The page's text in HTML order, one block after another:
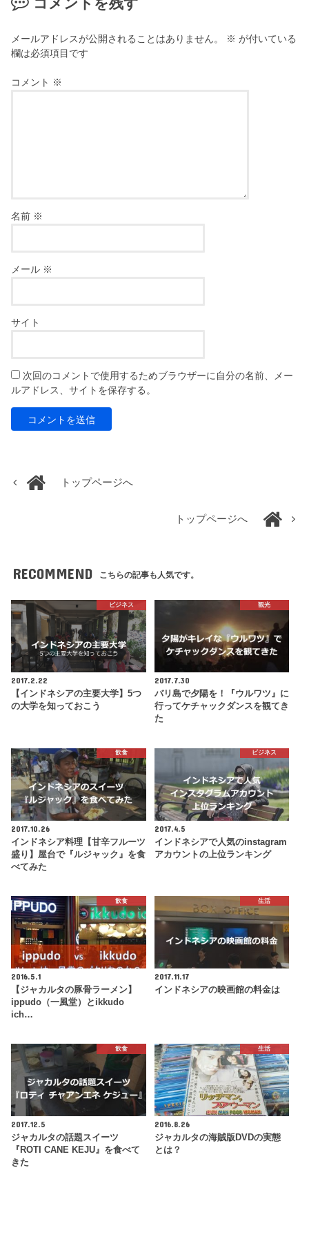
メールアドレスが公開されることはありません。 ※ が付いている
欄は必須項目です
コメント ※
名前 ※
メール ※
サイト
次回のコメントで使用するためブラウザーに自分の名前、メー
ルアドレス、サイトを保存する。
トップページへ
トップページへ
RECOMMEND こちらの記事も人気です。
ビジネス
2017.2.22
【インドネシアの主要大学】5つ
の大学を知っておこう
観光
2017.7.30
バリ島で夕陽を！『ウルワツ』に
行ってケチャックダンスを観てき
た
飲食
2017.10.26
インドネシア料理【甘辛フルーツ
盛り】屋台で『ルジャック』を食
べてみた
ビジネス
2017.4.5
インドネシアで人気のinstagram
アカウントの上位ランキング
飲食
2016.5.1
【ジャカルタの豚骨ラーメン】
ippudo（一風堂）とikkudo
ich…
生活
2017.11.17
インドネシアの映画館の料金は
飲食
2017.12.5
ジャカルタの話題スイーツ
『ROTI CANE KEJU』を食べて
きた
生活
2016.8.26
ジャカルタの海賊版DVDの実態
とは？